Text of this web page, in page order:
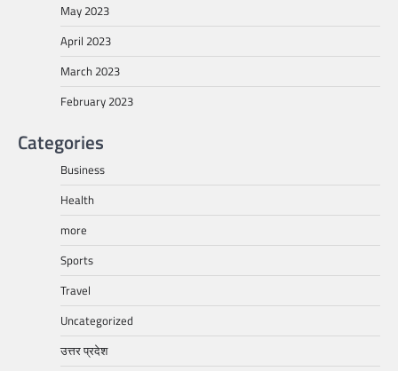
May 2023
April 2023
March 2023
February 2023
Categories
Business
Health
more
Sports
Travel
Uncategorized
उत्तर प्रदेश